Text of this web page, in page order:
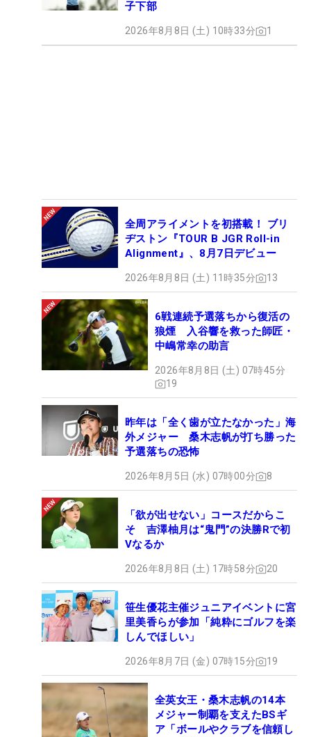
子下部
2026年8月8日 (土) 10時33分 1
全周アライメントを初搭載！ ブリ
ヂストン『TOUR B JGR Roll-in
Alignment』、8月7日デビュー
2026年8月8日 (土) 11時35分 13
6戦連続予選落ちから復活の
狼煙 入谷響を救った師匠・
中嶋常幸の助言
2026年8月8日 (土) 07時45分
19
昨年は「全く歯が立たなかった」海
外メジャー 桑木志帆が打ち勝った
予選落ちの恐怖
2026年8月5日 (水) 07時00分 8
「欲が出せない」コースだからこ
そ 吉澤柚月は“鬼門”の決勝Rで初
Vなるか
2026年8月8日 (土) 17時58分 20
笹生優花主催ジュニアイベントに宮
里美香らが参加「純粋にゴルフを楽
しんでほしい」
2026年8月7日 (金) 07時15分 19
全英女王・桑木志帆の14本
メジャー制覇を支えたBSギ
ア「ボールやクラブを信頼し